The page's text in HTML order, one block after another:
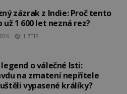
zázrak z Indie: Proč tento
už 1 600 let nezná rez?
1.7TIS
o válečné lsti:
na zmatení nepřítele
vypasené králíky?